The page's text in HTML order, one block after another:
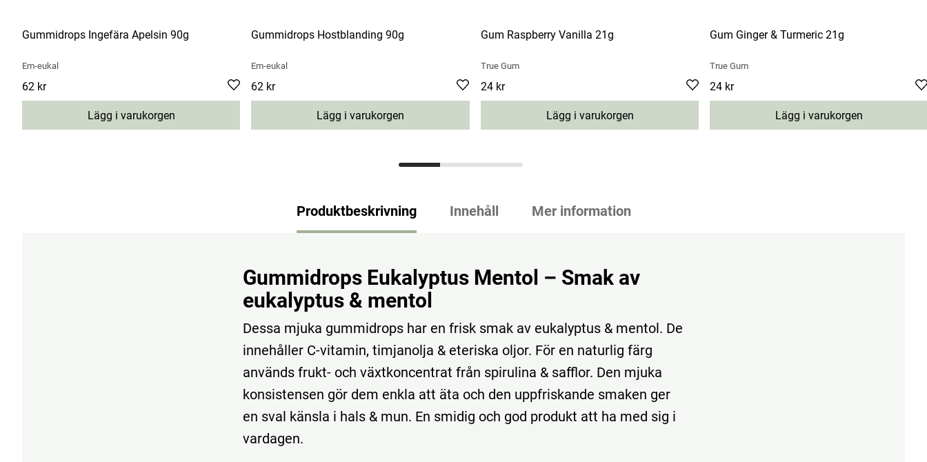
Gummidrops Ingefära Apelsin 90g
Em-eukal
Pris:62 kr
62 kr
Lägg i varukorgen
Gummidrops Hostblanding 90g
Em-eukal
Pris:62 kr
62 kr
Lägg i varukorgen
Gum Raspberry Vanilla 21g
True Gum
Pris:24 kr
24 kr
Lägg i varukorgen
Gum Ginger & Turmeric 21g
True Gum
Pris:24 kr
24 kr
Lägg i varukorgen
Produktbeskrivning Innehåll Mer information
Gummidrops Eukalyptus Mentol – Smak av
eukalyptus & mentol
Dessa mjuka gummidrops har en frisk smak av eukalyptus & mentol. De
innehåller C-vitamin, timjanolja & eteriska oljor. För en naturlig färg
används frukt- och växtkoncentrat från spirulina & safflor. Den mjuka
konsistensen gör dem enkla att äta och den uppfriskande smaken ger
en sval känsla i hals & mun. En smidig och god produkt att ha med sig i
vardagen.